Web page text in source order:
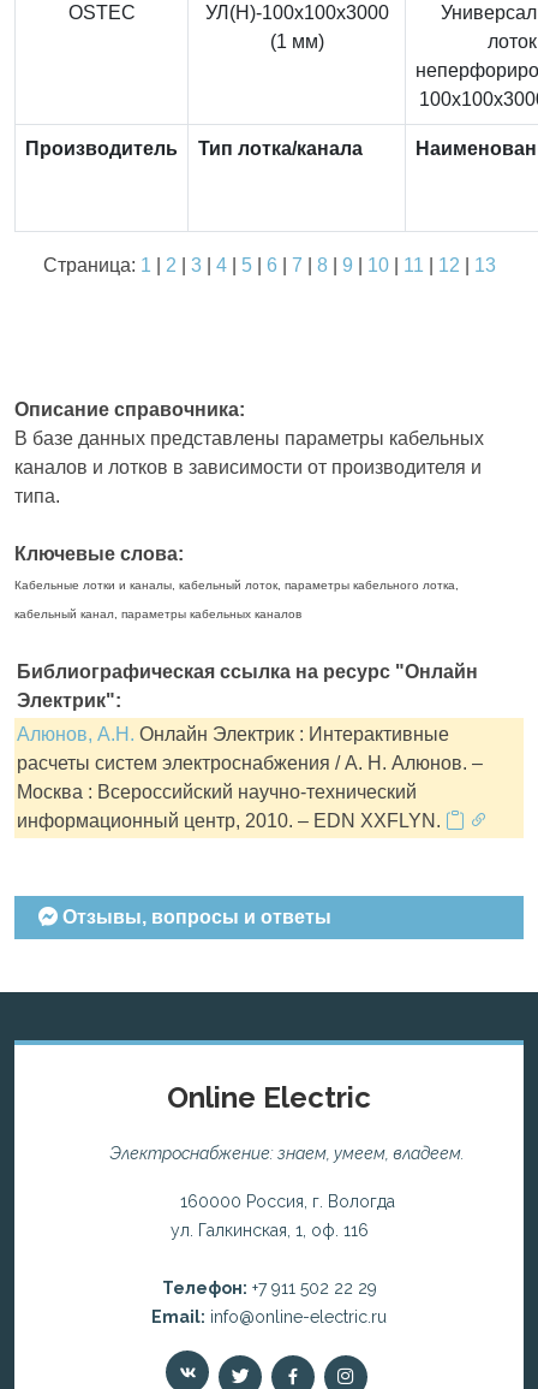
OSTEC
УЛ(Н)-100x100x3000
(1 мм)
лоток
Производитель Тип лотка/канала
Страница: 1 2 3| 4| 5| 6 7 8| 9 10| 11 12 13
Описание справочника:
В базе данных представлены параметры кабельных
каналов и лотков в зависимости от производителя и
типа.
Ключевые слова:
Кабельные лотки и каналы, кабельный лоток, параметры кабельного лотка,
кабельный канал, параметры кабельных каналов
Библиографическая ссылка на ресурс "Онлайн
Электрик":
Алюнов, А.Н. Онлайн Электрик : Интерактивные
расчеты систем электроснабжения / А. Н. Алюнов. –
Москва : Всероссийский научно-технический
информационный центр, 2010. – EDN XXFLYN.
Отзывы, вопросы и ответы
Online Electric
Электроснабжение: знаем, умеем, владеем.
160000 Россия, г. Вологда
ул. Галкинская, 1, оф. 116
Телефон: +7 911 502 22 29
Email: info@online-electric.ru